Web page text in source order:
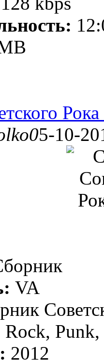
5-10-
VA
Rock,
2012